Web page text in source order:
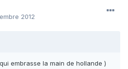
2012
embrasse la main de hollande )